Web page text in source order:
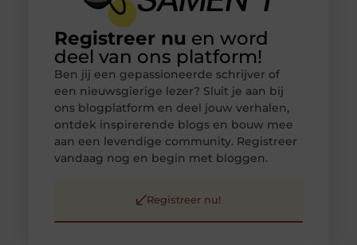
Registreer nu en word
deel van ons platform!
Ben jij een gepassioneerde schrijver of
een nieuwsgierige lezer? Sluit je aan bij
ons blogplatform en deel jouw verhalen,
ontdek inspirerende blogs en bouw mee
aan een levendige community. Registreer
vandaag nog en begin met bloggen.
Registreer nu!